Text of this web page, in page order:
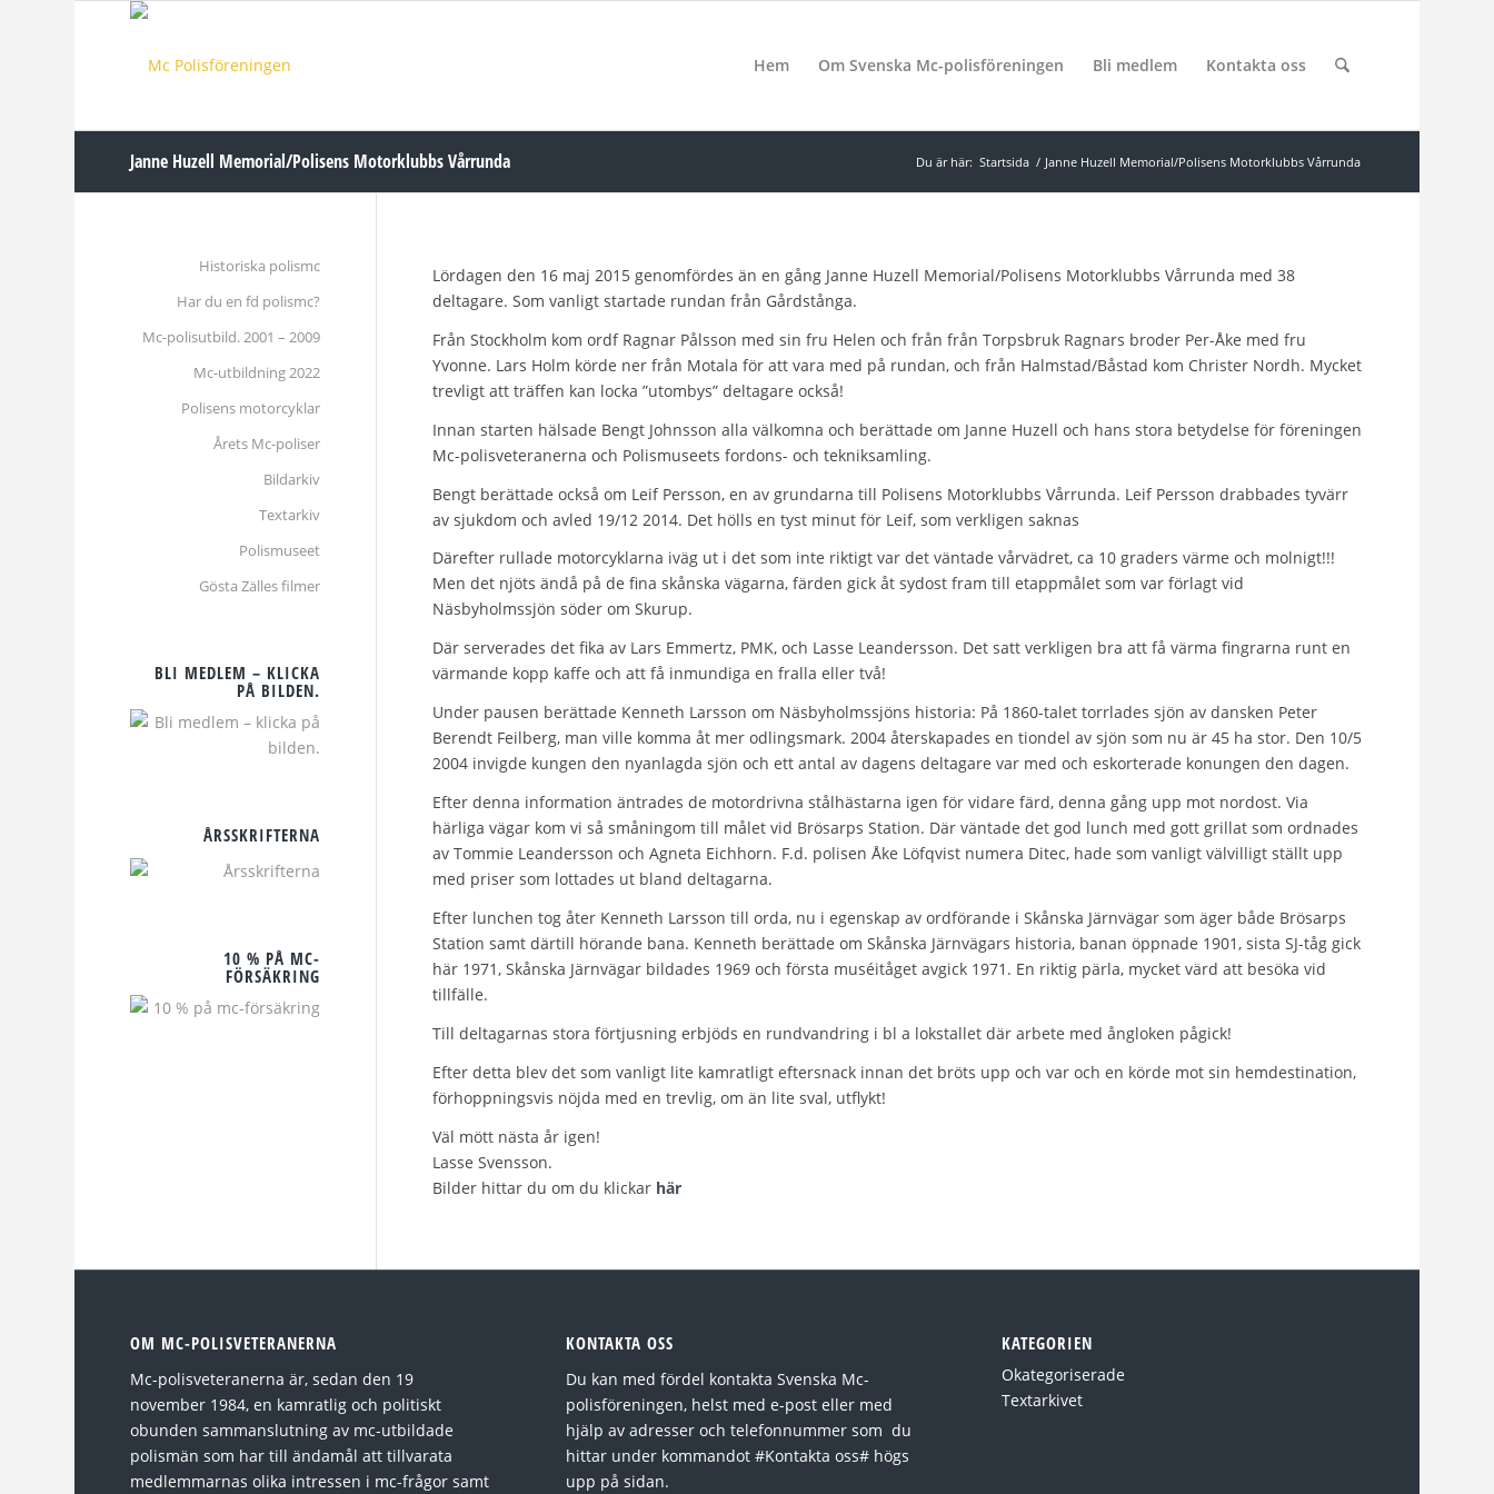
Hem Om Svenska Mc-polisföreningen Bli medlem Kontakta oss
Janne Huzell Memorial/Polisens Motorklubbs Vårrunda Du är här: Startsida / Janne Huzell Memorial/Polisens Motorklubbs Vårrunda
Lördagen den 16 maj 2015 genomfördes än en gång Janne Huzell Memorial/Polisens Motorklubbs Vårrunda med 38
deltagare. Som vanligt startade rundan från Gårdstånga.
Från Stockholm kom ordf Ragnar Pålsson med sin fru Helen och från från Torpsbruk Ragnars broder Per-Åke med fru
Yvonne. Lars Holm körde ner från Motala för att vara med på rundan, och från Halmstad/Båstad kom Christer Nordh. Mycket
trevligt att träffen kan locka ”utombys” deltagare också!
Innan starten hälsade Bengt Johnsson alla välkomna och berättade om Janne Huzell och hans stora betydelse för föreningen
Mc-polisveteranerna och Polismuseets fordons- och tekniksamling.
Bengt berättade också om Leif Persson, en av grundarna till Polisens Motorklubbs Vårrunda. Leif Persson drabbades tyvärr
av sjukdom och avled 19/12 2014. Det hölls en tyst minut för Leif, som verkligen saknas
Därefter rullade motorcyklarna iväg ut i det som inte riktigt var det väntade vårvädret, ca 10 graders värme och molnigt!!!
Men det njöts ändå på de ﬁna skånska vägarna, färden gick åt sydost fram till etappmålet som var förlagt vid
Näsbyholmssjön söder om Skurup.
Där serverades det ﬁka av Lars Emmertz, PMK, och Lasse Leandersson. Det satt verkligen bra att få värma ﬁngrarna runt en
värmande kopp kaffe och att få inmundiga en fralla eller två!
Under pausen berättade Kenneth Larsson om Näsbyholmssjöns historia: På 1860-talet torrlades sjön av dansken Peter
Berendt Feilberg, man ville komma åt mer odlingsmark. 2004 återskapades en tiondel av sjön som nu är 45 ha stor. Den 10/5
2004 invigde kungen den nyanlagda sjön och ett antal av dagens deltagare var med och eskorterade konungen den dagen.
Efter denna information äntrades de motordrivna stålhästarna igen för vidare färd, denna gång upp mot nordost. Via
härliga vägar kom vi så småningom till målet vid Brösarps Station. Där väntade det god lunch med gott grillat som ordnades
av Tommie Leandersson och Agneta Eichhorn. F.d. polisen Åke Löfqvist numera Ditec, hade som vanligt välvilligt ställt upp
med priser som lottades ut bland deltagarna.
Efter lunchen tog åter Kenneth Larsson till orda, nu i egenskap av ordförande i Skånska Järnvägar som äger både Brösarps
Station samt därtill hörande bana. Kenneth berättade om Skånska Järnvägars historia, banan öppnade 1901, sista SJ-tåg gick
här 1971, Skånska Järnvägar bildades 1969 och första muséitåget avgick 1971. En riktig pärla, mycket värd att besöka vid
tillfälle.
Till deltagarnas stora förtjusning erbjöds en rundvandring i bl a lokstallet där arbete med ångloken pågick!
Efter detta blev det som vanligt lite kamratligt eftersnack innan det bröts upp och var och en körde mot sin hemdestination,
förhoppningsvis nöjda med en trevlig, om än lite sval, utﬂykt!
Väl mött nästa år igen!
Lasse Svensson.
Bilder hittar du om du klickar här
Historiska polismc
Har du en fd polismc?
Mc-polisutbild. 2001 – 2009
Mc-utbildning 2022
Polisens motorcyklar
Årets Mc-poliser
Bildarkiv
Textarkiv
Polismuseet
Gösta Zälles filmer
BLI MEDLEM – KLICKA
PÅ BILDEN.
ÅRSSKRIFTERNA
10 % PÅ MC-
FÖRSÄKRING
OM MC-POLISVETERANERNA
Mc-polisveteranerna är, sedan den 19
november 1984, en kamratlig och politiskt
obunden sammanslutning av mc-utbildade
polismän som har till ändamål att tillvarata
medlemmarnas olika intressen i mc-frågor samt
KONTAKTA OSS
Du kan med fördel kontakta Svenska Mc-
polisföreningen, helst med e-post eller med
hjälp av adresser och telefonnummer som du
hittar under kommandot #Kontakta oss# högs
upp på sidan.
KATEGORIEN
Okategoriserade
Textarkivet